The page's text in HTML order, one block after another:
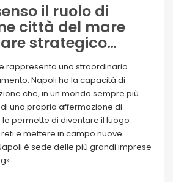
il ruolo di
città del mare
strategico…
rappresenta uno straordinario
Napoli ha la capacità di
che, in un mondo sempre più
una propria affermazione di
le permette di diventare il luogo
e mettere in campo nuove
è sede delle più grandi imprese